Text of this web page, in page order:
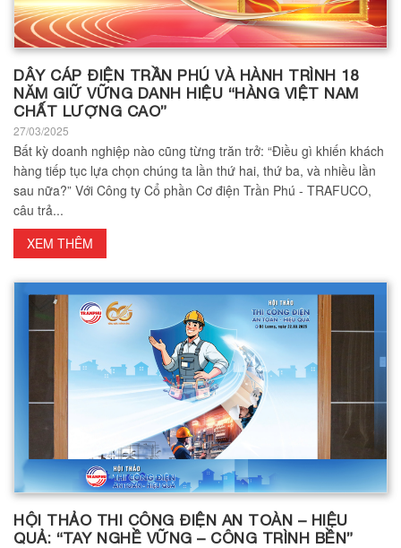
DÂY CÁP ĐIỆN TRẦN PHÚ VÀ HÀNH TRÌNH 18
NĂM GIỮ VỮNG DANH HIỆU “HÀNG VIỆT NAM
CHẤT LƯỢNG CAO”
27/03/2025
Bất kỳ doanh nghiệp nào cũng từng trăn trở: “Điều gì khiến khách
hàng tiếp tục lựa chọn chúng ta lần thứ hai, thứ ba, và nhiều lần
sau nữa?” Với Công ty Cổ phần Cơ điện Trần Phú - TRAFUCO,
câu trả...
XEM THÊM
HỘI THẢO THI CÔNG ĐIỆN AN TOÀN – HIỆU
QUẢ: “TAY NGHỀ VỮNG – CÔNG TRÌNH BỀN”